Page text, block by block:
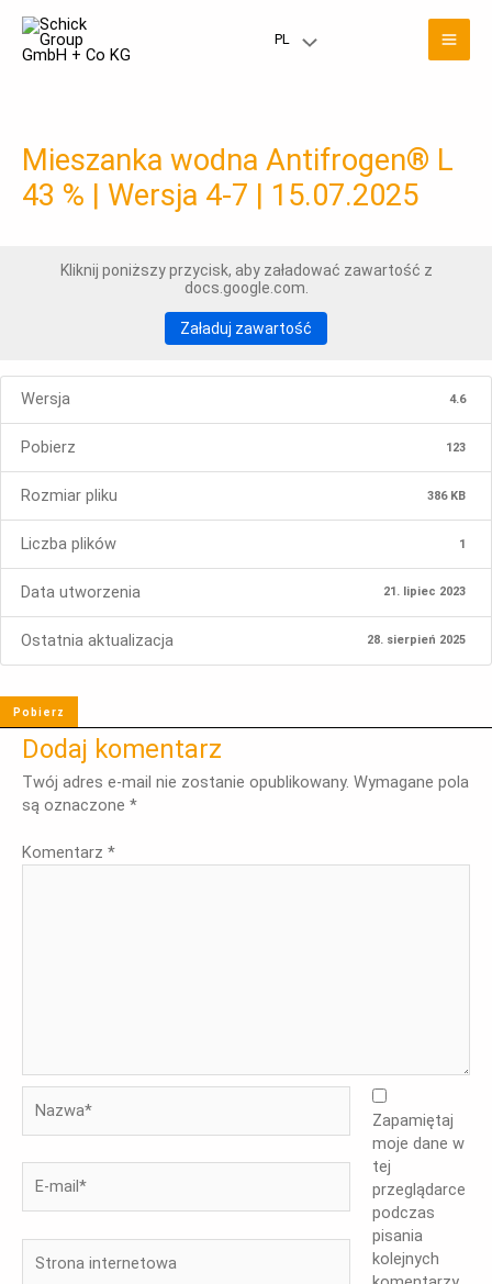
treści
PL Przełączanie
Mieszanka wodna Antifrogen® L
43 % | Wersja 4-7 | 15.07.2025
Kliknij poniższy przycisk, aby załadować zawartość z
docs.google.com.
Załaduj zawartość
Wersja 4.6
Pobierz 123
Rozmiar pliku 386 KB
Liczba plików 1
Data utworzenia 21. lipiec 2023
Ostatnia aktualizacja 28. sierpień 2025
Pobierz
Dodaj komentarz
Twój adres e-mail nie zostanie opublikowany. Wymagane pola
są oznaczone *
Komentarz *
mail*
internetowa
Zapamiętaj
moje dane w
tej
przeglądarce
podczas
pisania
kolejnych